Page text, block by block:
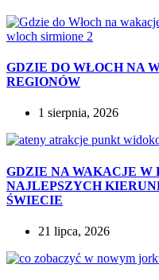
GDZIE DO WŁOCH NA
REGIONÓW
1 sierpnia, 2026
GDZIE NA WAKACJE W
NAJLEPSZYCH
ŚWIECIE
21 lipca, 2026